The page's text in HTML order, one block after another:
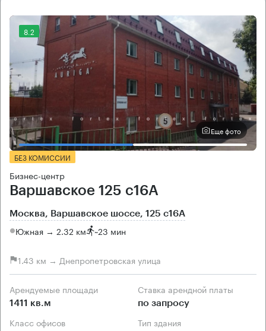
8.2
Еще фото
БЕЗ КОМИССИИ
Бизнес-центр
Варшавское 125 с16А
Москва, Варшавское шоссе, 125 с16А
Южная → 2.32 км ~23 мин
1.43 км → Днепропетровская улица
Арендуемые площади
1411 кв.м
Ставка арендной платы
по запросу
Класс офисов Тип здания